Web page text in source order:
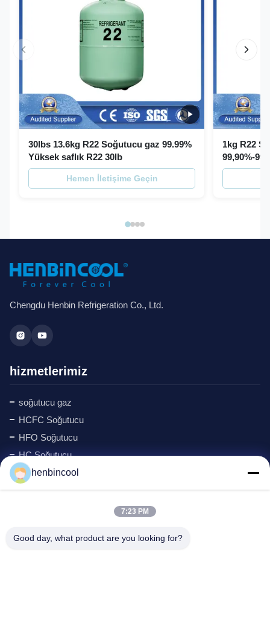
30lbs 13.6kg R22 Soğutucu gaz 99.99%
Yüksek saflık R22 30lb
Hemen İletişime Geçin
1kg R22
99,90%-
Chengdu Henbin Refrigeration Co., Ltd.
hizmetlerimiz
soğutucu gaz
HCFC Soğutucu
HFO Soğutucu
HC Soğutucu
Siklopentan Soğutucu Akışkan
MAPP Gazı
soğutma parçaları
henbincool
7:23 PM
Good day, what product are you looking for?